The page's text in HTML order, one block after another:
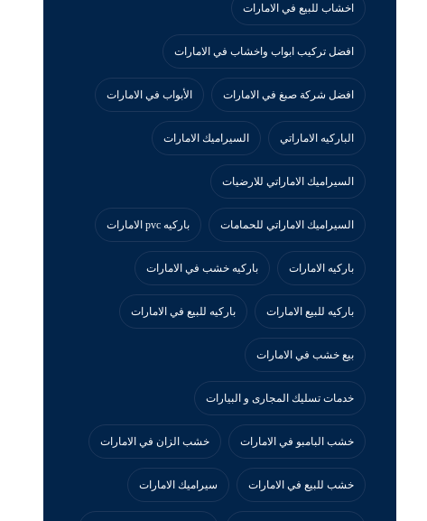
اخشاب للبيع في الامارات
افضل تركيب ابواب واخشاب في الامارات
افضل شركة صبغ في الامارات الأبواب في الامارات
الباركيه الاماراتي السيراميك الامارات
السيراميك الاماراتي للارضيات
السيراميك الاماراتي للحمامات باركيه pvc الامارات
باركيه الامارات باركيه خشب في الامارات
باركيه للبيع الامارات باركيه للبيع في الامارات
بيع خشب في الامارات
خدمات تسليك المجارى و البيارات
خشب البامبو في الامارات خشب الزان في الامارات
خشب للبيع في الامارات سيراميك الامارات